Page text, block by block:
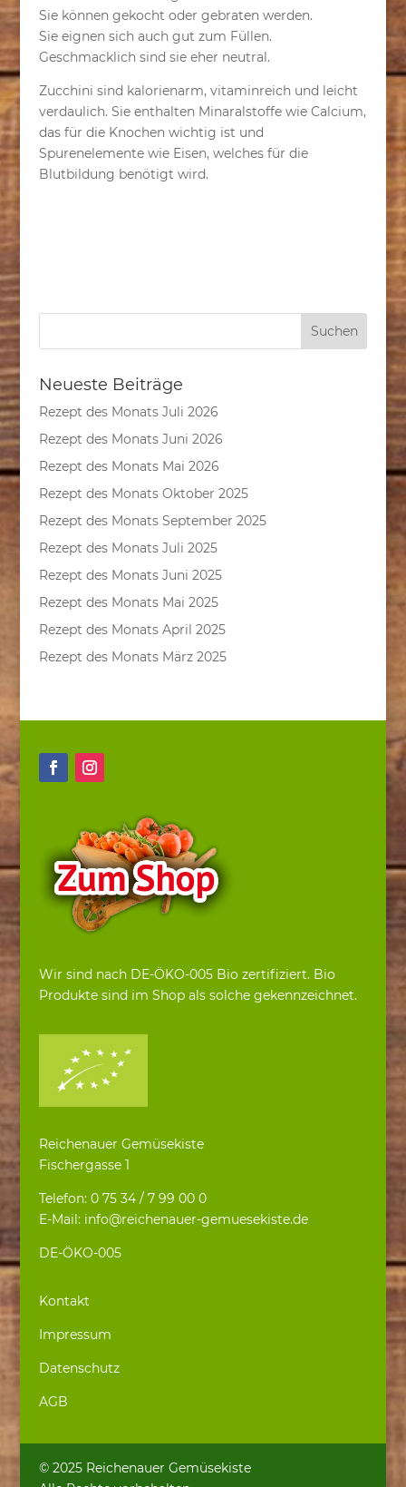
Sie können gekocht oder gebraten werden.
Sie eignen sich auch gut zum Füllen.
Geschmacklich sind sie eher neutral.
Zucchini sind kalorienarm, vitaminreich und leicht
verdaulich. Sie enthalten Minaralstoffe wie Calcium,
das für die Knochen wichtig ist und
Spurenelemente wie Eisen, welches für die
Blutbildung benötigt wird.
Neueste Beiträge
Rezept des Monats Juli 2026
Rezept des Monats Juni 2026
Rezept des Monats Mai 2026
Rezept des Monats Oktober 2025
Rezept des Monats September 2025
Rezept des Monats Juli 2025
Rezept des Monats Juni 2025
Rezept des Monats Mai 2025
Rezept des Monats April 2025
Rezept des Monats März 2025
Wir sind nach DE-ÖKO-005 Bio zertifiziert. Bio
Produkte sind im Shop als solche gekennzeichnet.
Reichenauer Gemüsekiste
Fischergasse 1
Telefon: 0 75 34 / 7 99 00 0
E-Mail: info@reichenauer-gemuesekiste.de
DE-ÖKO-005
Kontakt
Impressum
Datenschutz
AGB
© 2025 Reichenauer Gemüsekiste